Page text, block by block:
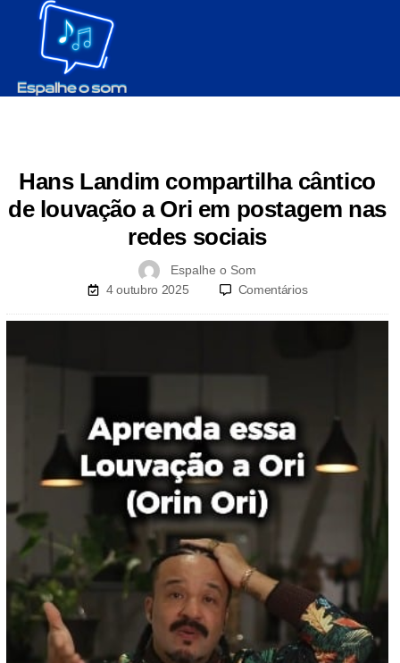
Hans Landim compartilha cântico
de louvação a Ori em postagem nas
redes sociais
Espalhe o Som
4 outubro 2025
Comentários